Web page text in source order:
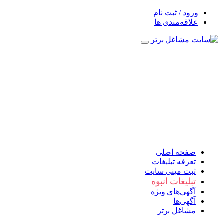
ورود / ثبت نام
علاقه‌مندی ها
صفحه اصلی
تعرفه تبلیغات
ثبت مینی سایت
تبلیغات انبوه
آگهی‌های ویژه
آگهی‌ها
مشاغل برتر